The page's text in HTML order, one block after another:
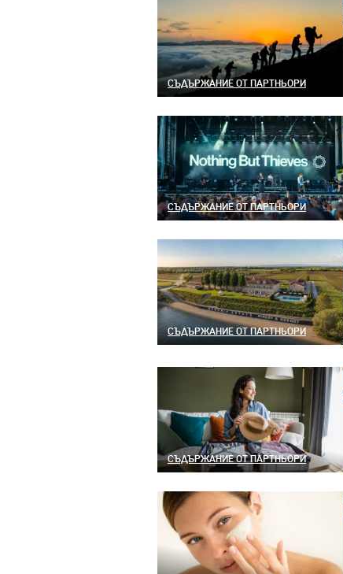
СЪДЪРЖАНИЕ ОТ ПАРТНЬОРИ
СЪДЪРЖАНИЕ ОТ ПАРТНЬОРИ
СЪДЪРЖАНИЕ ОТ ПАРТНЬОРИ
СЪДЪРЖАНИЕ ОТ ПАРТНЬОРИ